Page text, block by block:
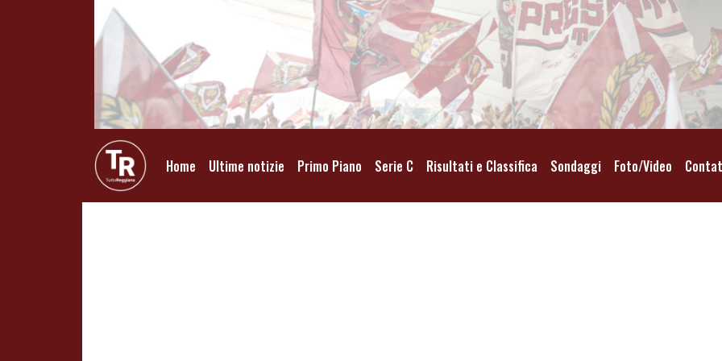
Home Ultime notizie Primo Piano Serie C Risultati e Classifica Sondaggi Foto/Video